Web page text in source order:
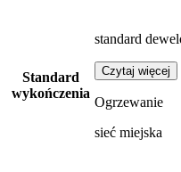
Standard
wykończenia
standard
Czytaj więcej
Ogrzewanie
sieć miejska